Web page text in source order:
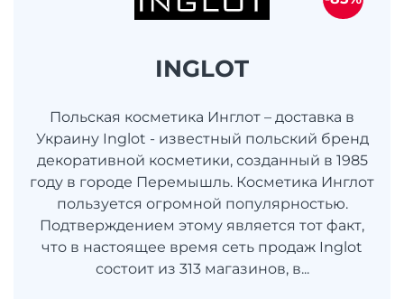
INGLOT
Польская косметика Инглот – доставка в
Украину Inglot - известный польский бренд
декоративной косметики, созданный в 1985
году в городе Перемышль. Косметика Инглот
пользуется огромной популярностью.
Подтверждением этому является тот факт,
что в настоящее время сеть продаж Inglot
состоит из 313 магазинов, в...